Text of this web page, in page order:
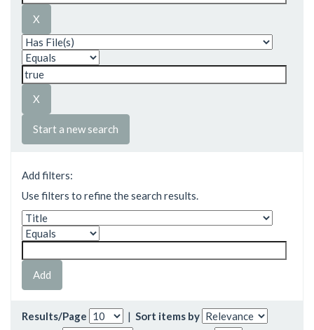
Start a new search
Add filters:
Use filters to refine the search results.
Results/Page | Sort items by